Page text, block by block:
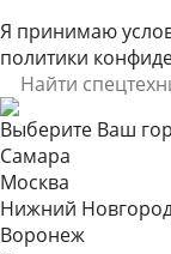
Я принимаю
политики
Выберите Ваш
Самара
Москва
Нижний
Воронеж